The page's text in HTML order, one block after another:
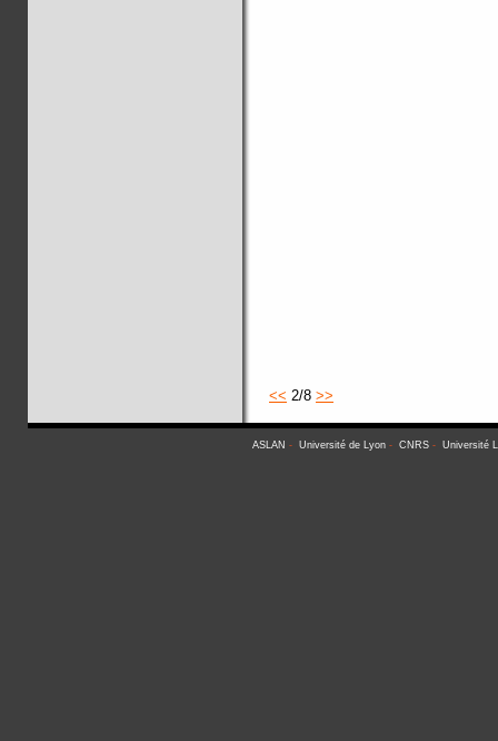
<< 2/8 >>
ASLAN - Université de Lyon- CNRS- Université